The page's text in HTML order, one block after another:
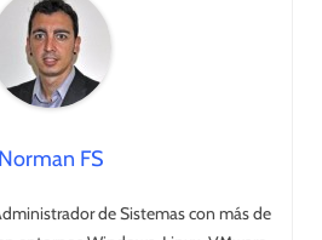
Norman FS
de Sistemas con más de